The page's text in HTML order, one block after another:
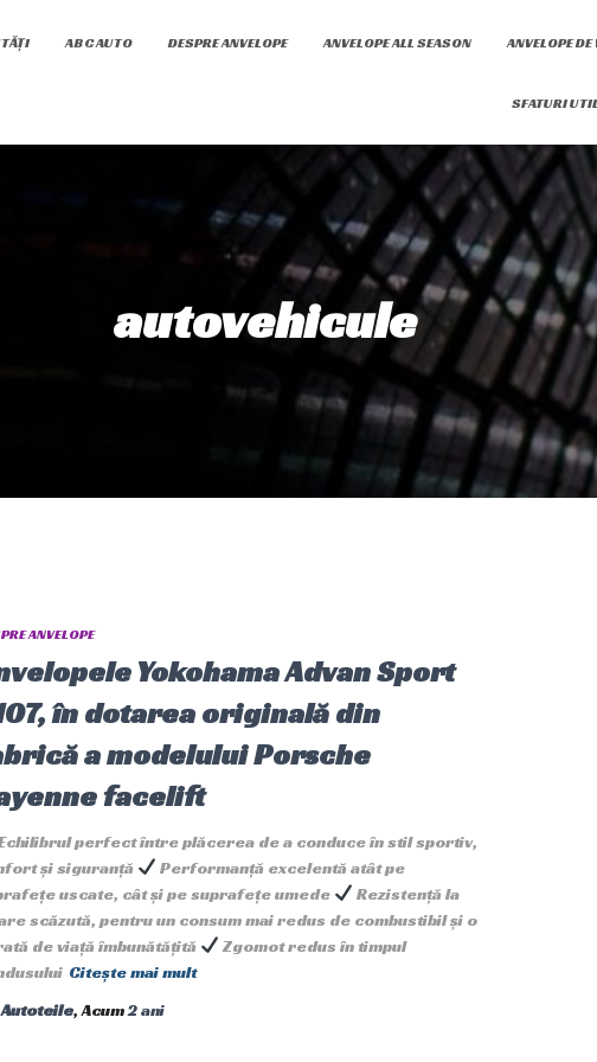
ABC AUTO DESPRE ANVELOPE ANVELOPE ALL SEASON ANVELOPE DE
SFATURI
autovehicule
ANVELOPE
Yokohama Advan Sport
în dotarea originală din
a modelului Porsche
facelift
perfect între plăcerea de a conduce în stil sportiv,
și siguranță
Performanță excelentă atât pe
uscate, cât și pe suprafețe umede
Rezistență la
scăzută, pentru un consum mai redus de combustibil și o
de viață îmbunătățită
Zgomot redus în timpul
Citește mai mult
Autoteile, Acum2 ani